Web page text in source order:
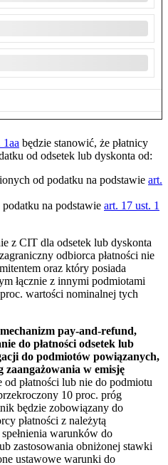
1aa będzie stanowić, że płatnicy
od odsetek lub dyskonta od:
od podatku na podstawie art.
na podstawie art. 17 ust. 1
z CIT dla odsetek lub dyskonta
odbiorca płatności nie
oraz który posiada
łącznie z innymi podmiotami
wartości nominalnej tych
pay-and-refund,
do płatności odsetek lub
do podmiotów powiązanych,
w emisję
płatności lub nie do podmiotu
10 proc. próg
będzie zobowiązany do
płatności z należytą
warunków do
zastosowania obniżonej stawki
ustawowe warunki do